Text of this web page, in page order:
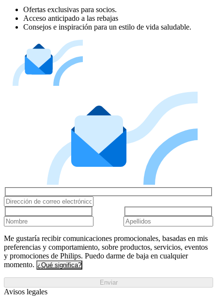
Ofertas exclusivas para socios.
Acceso anticipado a las rebajas
Consejos e inspiración para un estilo de vida saludable.
Me gustaría recibir comunicaciones promocionales, basadas en mis
preferencias y comportamiento, sobre productos, servicios, eventos
y promociones de Philips. Puedo darme de baja en cualquier
momento. ¿Qué significa?
Enviar
Avisos legales